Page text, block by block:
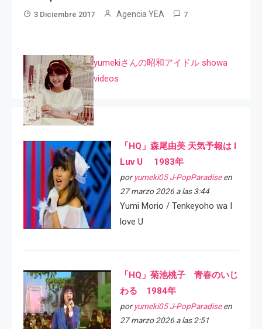
3 Diciembre 2017 Agencia YEA 7
yumekiさんの昭和アイドル showa
videos
「HQ」森尾由美 天気予報は I
Luv U 1983年
por yumeki05 J-PopParadiseen
27 marzo 2026 a las 3:44
Yumi Morio / Tenkeyoho wa I
love U
「HQ」菊池桃子 青春のいじ
わる 1984年
por yumeki05 J-PopParadiseen
27 marzo 2026 a las 2:51